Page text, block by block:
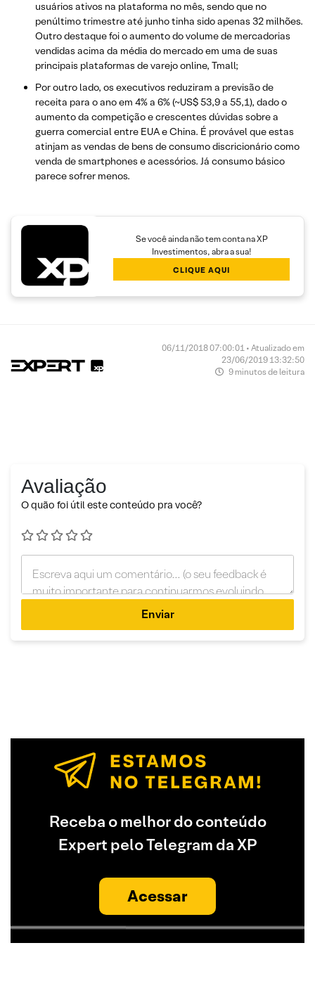
usuários ativos na plataforma no mês, sendo que no
penúltimo trimestre até junho tinha sido apenas 32 milhões.
Outro destaque foi o aumento do volume de mercadorias
vendidas acima da média do mercado em uma de suas
principais plataformas de varejo online, Tmall;
Por outro lado, os executivos reduziram a previsão de
receita para o ano em 4% a 6% (~US$ 53,9 a 55,1), dado o
aumento da competição e crescentes dúvidas sobre a
guerra comercial entre EUA e China. É provável que estas
atinjam as vendas de bens de consumo discricionário como
venda de smartphones e acessórios. Já consumo básico
parece sofrer menos.
Se você ainda não tem conta na XP
Investimentos, abra a sua!
CLIQUE AQUI
06/11/2018 07:00:01 • Atualizado em
23/06/2019 13:32:50
9 minutos de leitura
Avaliação
O quão foi útil este conteúdo pra você?
Enviar
Receba o melhor do conteúdo
Expert pelo Telegram da XP
Acessar